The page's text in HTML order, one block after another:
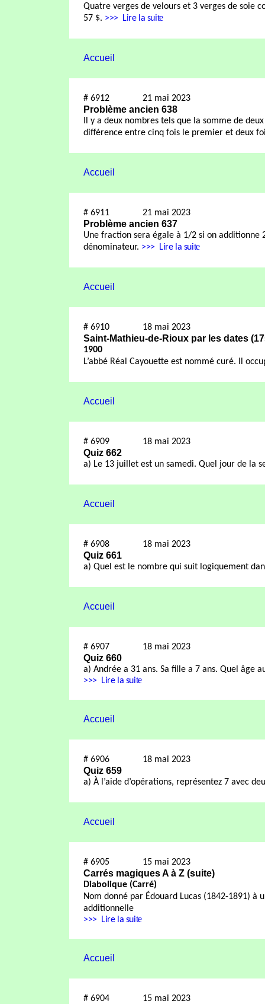
Quatre verges de velours et 3 verges de soie
57 $. >>> Lire la suite
Accueil
# 6912 21 mai 2023
Problème ancien 638
Il y a deux nombres tels que la somme de
différence entre cinq fois le premier et deux
Accueil
# 6911 21 mai 2023
Problème ancien 637
Une fraction sera égale à 1/2 si on
dénominateur. >>> Lire la suite
Accueil
# 6910 18 mai 2023
Saint-Mathieu-de-Rioux par les dates
1900
L’abbé Réal Cayouette est nommé curé. Il
Accueil
# 6909 18 mai 2023
Quiz 662
a) Le 13 juillet est un samedi. Quel jour de la
Accueil
# 6908 18 mai 2023
Quiz 661
a) Quel est le nombre qui suit logiquement
Accueil
# 6907 18 mai 2023
Quiz 660
a) Andrée a 31 ans. Sa fille a 7 ans. Quel âge
>>> Lire la suite
Accueil
# 6906 18 mai 2023
Quiz 659
a) À l’aide d’opérations, représentez 7 avec
Accueil
# 6905 15 mai 2023
Carrés magiques A à Z (suite)
Diabolique (Carré)
Nom donné par Édouard Lucas (1842-1891)
additionnelle
>>> Lire la suite
Accueil
# 6904 15 mai 2023